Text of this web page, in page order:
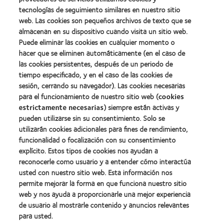
Premio
Manufacturing
Leadership
100
(ML
100)
(2012)
Premio
internacional
REBRAND
100®
(2012)
Learn
more
about
Premio
de
la
Industria
de
la
BCLA
Nuestros productos
Encuentre su lente
Tecnología para lentes de contacto
Lentes de contacto y visión
tecnologías de seguimiento similares en nuestro sitio
web. Las cookies son pequeños archivos de texto que se
almacenan en su dispositivo cuando visita un sitio web.
Puede eliminar las cookies en cualquier momento o
hacer que se eliminen automáticamente (en el caso de
las cookies persistentes, después de un periodo de
tiempo especificado, y en el caso de las cookies de
sesión, cerrando su navegador). Las cookies necesarias
para el funcionamiento de nuestro sitio web (cookies
estrictamente necesarias) siempre están activas y
pueden utilizarse sin su consentimiento. Solo se
utilizarán cookies adicionales para fines de rendimiento,
funcionalidad o focalización con su consentimiento
explícito. Estos tipos de cookies nos ayudan a
reconocerle como usuario y a entender cómo interactúa
usted con nuestro sitio web. Esta información nos
permite mejorar la forma en que funciona nuestro sitio
web y nos ayuda a proporcionarle una mejor experiencia
de usuario al mostrarle contenido y anuncios relevantes
para usted.